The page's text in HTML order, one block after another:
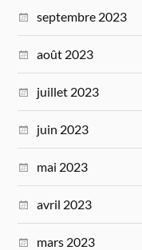
septembre 2023
août 2023
juillet 2023
juin 2023
mai 2023
avril 2023
mars 2023